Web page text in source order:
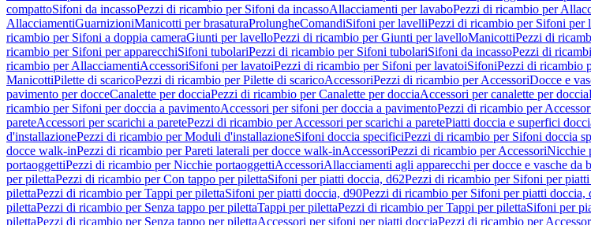
compattoSifoni da incassoPezzi di ricambio per Sifoni da incassoAllacciamenti per lavaboPezzi di ricambio per
AllacciamentiGuarnizioniManicotti per brasaturaProlungheComandiSifoni per lavelliPezzi di ricambio per Sifoni per
ricambio per Sifoni a doppia cameraGiunti per lavelloPezzi di ricambio per Giunti per lavelloManicottiPezzi di
ricambio per Sifoni per apparecchiSifoni tubolariPezzi di ricambio per Sifoni tubolariSifoni da incassoPezzi di
ricambio per AllacciamentiAccessoriSifoni per lavatoiPezzi di ricambio per Sifoni per lavatoiSifoniPezzi di ricambio
ManicottiPilette di scaricoPezzi di ricambio per Pilette di scaricoAccessoriPezzi di ricambio per AccessoriDocce e
pavimento per docceCanalette per docciaPezzi di ricambio per Canalette per docciaAccessori per canalette per doccia
ricambio per Sifoni per doccia a pavimentoAccessori per sifoni per doccia a pavimentoPezzi di ricambio per
pareteAccessori per scarichi a paretePezzi di ricambio per Accessori per scarichi a paretePiatti doccia e superfici
d'installazionePezzi di ricambio per Moduli d'installazioneSifoni doccia specificiPezzi di ricambio per Sifoni doccia
docce walk-inPezzi di ricambio per Pareti laterali per docce walk-inAccessoriPezzi di ricambio per AccessoriNicchie
portaoggettiPezzi di ricambio per Nicchie portaoggettiAccessoriAllacciamenti agli apparecchi per docce e vasche da
per pilettaPezzi di ricambio per Con tappo per pilettaSifoni per piatti doccia, d62Pezzi di ricambio per Sifoni per
pilettaPezzi di ricambio per Tappi per pilettaSifoni per piatti doccia, d90Pezzi di ricambio per Sifoni per piatti doccia,
pilettaPezzi di ricambio per Senza tappo per pilettaTappi per pilettaPezzi di ricambio per Tappi per pilettaSifoni per
pilettaPezzi di ricambio per Senza tappo per pilettaAccessori per sifoni per piatti docciaPezzi di ricambio per